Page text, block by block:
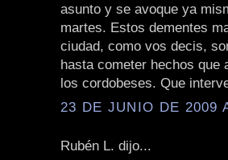
asunto y se avoque ya
martes. Estos dementes
ciudad, como vos decis,
hasta cometer hechos que
los cordobeses. Que
23 DE JUNIO DE 2009
Rubén L. dijo...